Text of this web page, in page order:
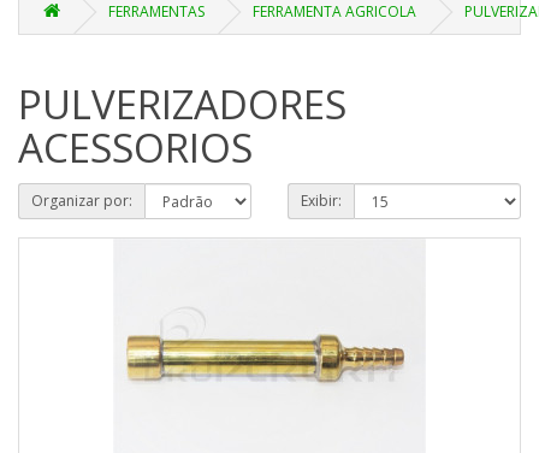
FERRAMENTAS FERRAMENTA AGRICOLA
PULVERIZADORES
ACESSORIOS
Organizar por: Exibir: